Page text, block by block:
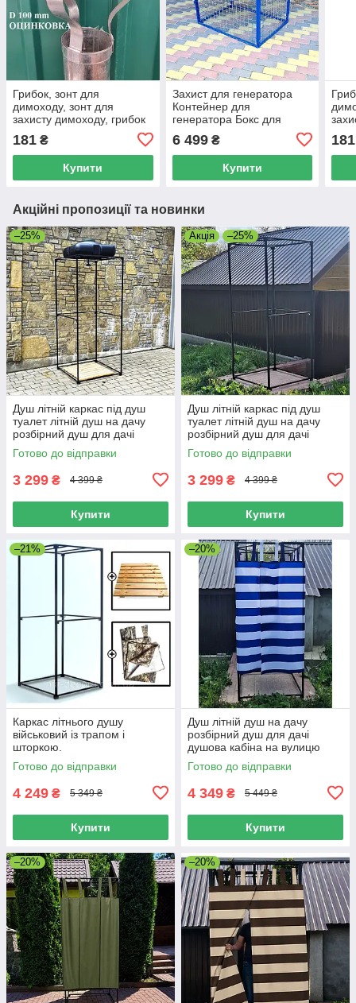
Грибок, зонт для
димоходу, зонт для
захисту димоходу, грибок
для буржуйки, грибок для
печі.
181 ₴
Купити
Захист для генератора
Контейнер для
генератора Бокс для
генератора Кожух для
генератора.
6 499₴
Купити
печі.
181
Акційні пропозиції та новинки
–25%
Душ літній каркас під душ
туалет літній душ на дачу
розбірний душ для дачі
душова кабіна на вулицю
Готово до відправки
3 299 ₴ 4 399 ₴
Купити
Акція –25%
Душ літній каркас під душ
туалет літній душ на дачу
розбірний душ для дачі
душова кабіна на вулицю
Готово до відправки
3 299 ₴ 4 399 ₴
Купити
–21%
Каркас літнього душу
військовий із трапом і
шторкою.
Готово до відправки
4 249 ₴ 5 349 ₴
Купити
–20%
Душ літній душ на дачу
розбірний душ для дачі
душова кабіна на вулицю
Готово до відправки
4 349 ₴ 5 449 ₴
Купити
–20% –20%